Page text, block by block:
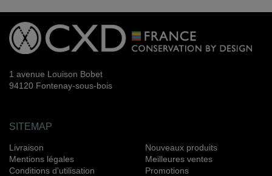
1 avenue Louison Bobet
94120 Fontenay-sous-bois
SITEMAP
Livraison
Mentions légales
Conditions d'utilisation
Nouveaux produits
Meilleures ventes
Promotions